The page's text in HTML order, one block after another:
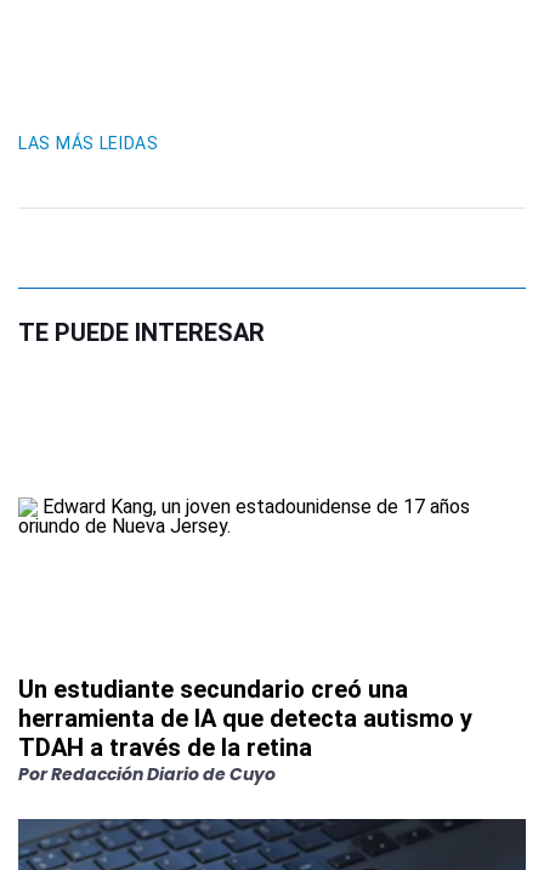
LAS MÁS LEIDAS
TE PUEDE INTERESAR
Un estudiante secundario creó una
herramienta de IA que detecta autismo y
TDAH a través de la retina
PorRedacción Diario de Cuyo